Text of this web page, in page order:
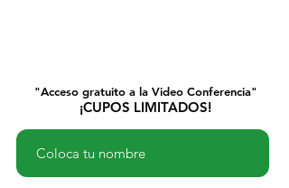
"Acceso gratuito a la Video Conferencia"
¡CUPOS LIMITADOS!